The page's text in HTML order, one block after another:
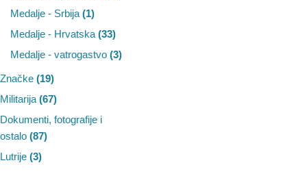
Medalje - Srbija (1)
Medalje - Hrvatska (33)
Medalje - vatrogastvo (3)
Značke (19)
Militarija (67)
Dokumenti, fotografije i
ostalo (87)
Lutrije (3)